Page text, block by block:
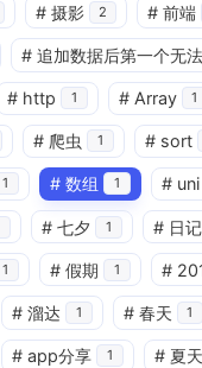
# 摄影 2 # 前端
# 追加数据后第一个无
# http 1 # Array 1
# 爬虫 1 # sort
1 # 数组 1 # uni
# 七夕 1 # 日记
1 # 假期 1 #
# 溜达 1 # 春天 1
# app分享 1 # 夏天